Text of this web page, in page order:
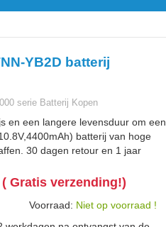
YB2D batterij
serie Batterij Kopen
en een langere levensduur om een
batterij van hoge
30 dagen retour en 1 jaar
Gratis verzending!)
Voorraad: Niet op voorraad !